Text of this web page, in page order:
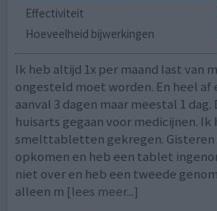
Effectiviteit
Hoeveelheid bijwerkingen
Ik heb altijd 1x per maand last van
ongesteld moet worden. En heel af
aanval 3 dagen maar meestal 1
huisarts gegaan voor medicijnen. Ik
smelttabletten gekregen. Gisteren
opkomen en heb een tablet
niet over en heb een tweede
alleen m [lees meer...]